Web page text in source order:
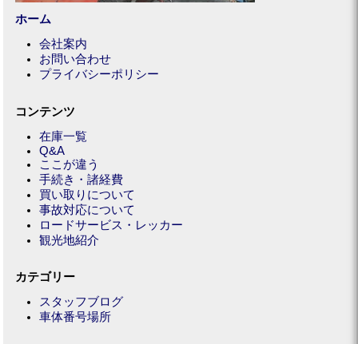
ホーム
会社案内
お問い合わせ
プライバシーポリシー
コンテンツ
在庫一覧
Q&A
ここが違う
手続き・諸経費
買い取りについて
事故対応について
ロードサービス・レッカー
観光地紹介
カテゴリー
スタッフブログ
車体番号場所